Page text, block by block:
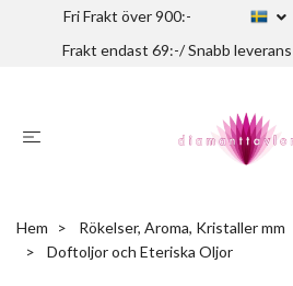
Fri Frakt över 900:-
Frakt endast 69:-/ Snabb
Hem
Rökelser, Aroma, Kristaller mm
Doftoljor och Eteriska Oljor